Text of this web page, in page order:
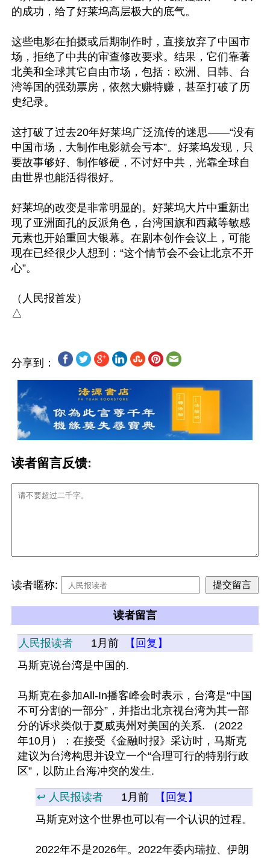
的成功，给了好莱坞高层极大的底气。
这些电影在拍摄或后期制作时，直接放弃了中国市
场，拒绝了中共的审查修改要求。结果，它们靠著
北美和全球其它自由市场，包括：欧洲、日韩、台
湾等国的强劲票房，依然大赚特赚，甚至打破了历
史纪录。
这打破了过去20年好莱坞广泛流传的迷思——“没有
中国市场，大制作电影就会亏本”。好莱坞发现，只
要故事够好、制作够硬，不讨好中共，光靠全球自
由世界也能活得很好。
好莱坞的改变是非常明显的。好莱坞大片中重新出
现了亚洲面孔的反派角色，台湾国旗和西藏等敏感
元素也开始重回大银幕。在剧本创作会议上，可能
现在已经很少人想到：“这个情节会不会让北京不开
心”。
（人民报首发）
分享到：
读者留言反馈:
读者暱称:
读者留言
人民报读者 1月前
【回复】
马斯克说台湾是中国的.
马斯克在参加All-In播客峰会时表示，台湾是“中国
不可分割的一部分”，并指出北京视台湾为其一部
分的诉求类似于夏威夷州对美国的关系. （2022
年10月）：在接受《金融时报》采访时，马斯克
建议为台湾构思并设立一个“合理可行的特别行政
区”，以防止台海冲突的发生.
↩️ 人民报读者 1月前
【回复】
马斯克对这个世界也可以有一个认识的过程。
2022年不是2026年。2022年委内瑞拉、伊朗